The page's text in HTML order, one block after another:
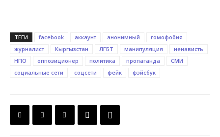
ТЕГИ facebook аккаунт анонимный
гомофобия
журналист
Кыргызстан ЛГБТ манипуляция
ненависть
НПО
оппозиционер политика пропаганда
СМИ
социальные сети
соцсети фейк фэйсбук